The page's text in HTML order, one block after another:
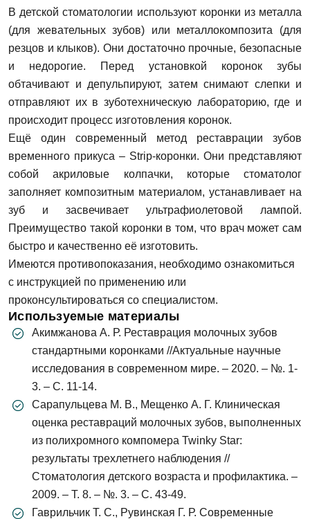
В детской стоматологии используют коронки из металла
(для жевательных зубов) или металлокомпозита (для
резцов и клыков). Они достаточно прочные, безопасные
и недорогие. Перед установкой коронок зубы
обтачивают и депульпируют, затем снимают слепки и
отправляют их в зуботехническую лабораторию, где и
происходит процесс изготовления коронок.
Ещё один современный метод реставрации зубов
временного прикуса – Strip-коронки. Они представляют
собой акриловые колпачки, которые стоматолог
заполняет композитным материалом, устанавливает на
зуб и засвечивает ультрафиолетовой лампой.
Преимущество такой коронки в том, что врач может сам
быстро и качественно её изготовить.
Имеются противопоказания, необходимо ознакомиться
с инструкцией по применению или
проконсультироваться со специалистом.
Используемые материалы
Акимжанова А. Р. Реставрация молочных зубов
стандартными коронками //Актуальные научные
исследования в современном мире. – 2020. – №. 1-
3. – С. 11-14.
Сарапульцева М. В., Мещенко А. Г. Клиническая
оценка реставраций молочных зубов, выполненных
из полихромного компомера Twinky Star:
результаты трехлетнего наблюдения //
Стоматология детского возраста и профилактика. –
2009. – Т. 8. – №. 3. – С. 43-49.
Гаврильчик Т. С., Рувинская Г. Р. Современные
Запись на прием
Имя
Телефон
Согласен наобработку персональных
данных
Записаться на приём
Телефон
E-mail
Сообщение
Согласен наобработку персональных
данных
Отправить
Заявка отправлена!
Мы свяжемся с вами в ближайшее время